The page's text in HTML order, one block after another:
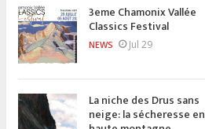
3eme Chamonix Vallée
Classics Festival
NEWS Jul 29
La niche des Drus sans
neige: la sécheresse en